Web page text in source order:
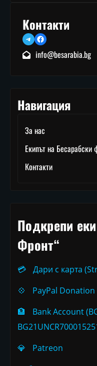
Контакти
TelegramFacebook
info@besarabia.bg
Навигация
За нас
Екипът на Бесарабски
Контакти
Подкрепи
Фронт“
💳
Дари с карта
💠
PayPal Donation
🏦
Bank Account
💎
Patreon